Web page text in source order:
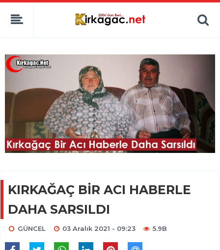
KIRKAĞAÇ BİR ACI HABERLE
DAHA SARSILDI
GÜNCEL 03 Aralık 2021 - 09:23 5.9B